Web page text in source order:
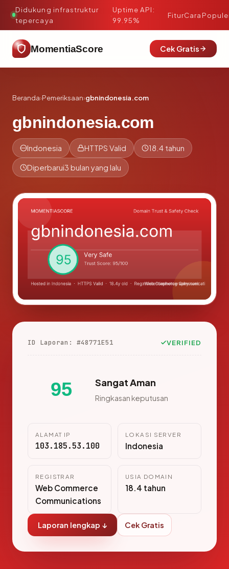
Didukung infrastruktur
tepercaya
·
Uptime API:
99.95%
FiturCara
MomentiaScore Cek Gratis
Beranda›Pemeriksaan›gbnindonesia.com
gbnindonesia.com
Indonesia HTTPS Valid 18.4 tahun
Diperbarui3 bulan yang lalu
ID Laporan: #48771E51 VERIFIED
95 Sangat Aman
Ringkasan keputusan
ALAMAT IP
103.185.53.100
LOKASI SERVER
Indonesia
REGISTRAR
Web Commerce
Communications
USIA DOMAIN
18.4 tahun
Laporan lengkap ↓ Cek Gratis